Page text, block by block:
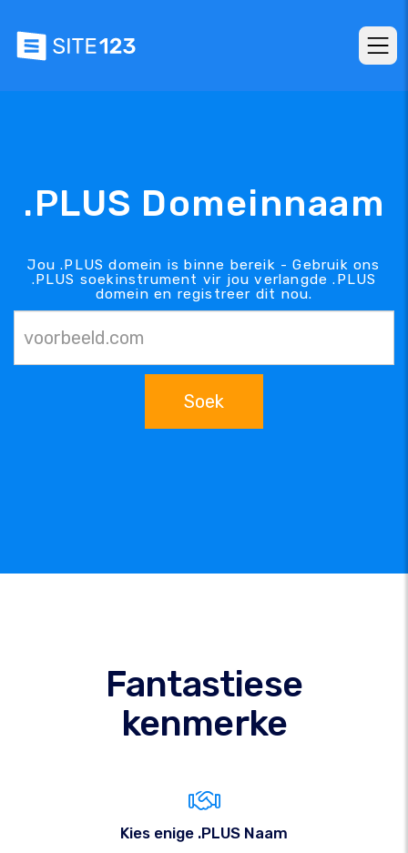
.PLUS Domeinnaam
Jou .PLUS domein is binne bereik - Gebruik ons
.PLUS soekinstrument vir jou verlangde .PLUS
domein en registreer dit nou.
Soek
Fantastiese
kenmerke
Kies enige .PLUS Naam